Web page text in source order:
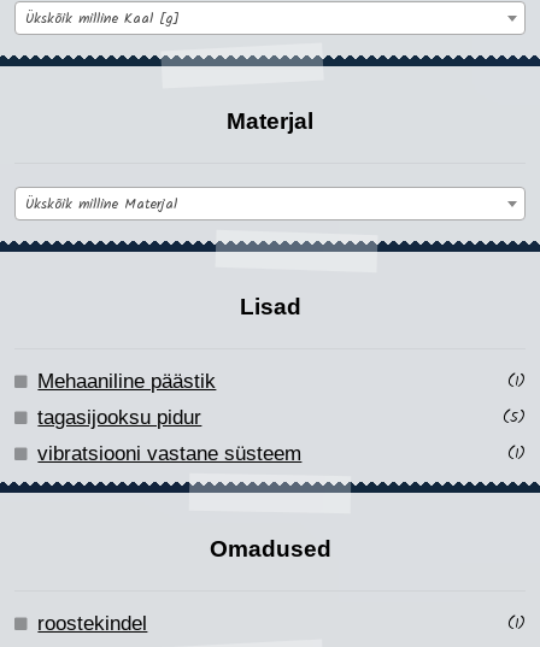
Ükskõik milline Kaal [g]
Materjal
Ükskõik milline Materjal
Lisad
Mehaaniline päästik
(1)
tagasijooksu pidur
(5)
vibratsiooni vastane süsteem
(1)
Omadused
roostekindel (1)